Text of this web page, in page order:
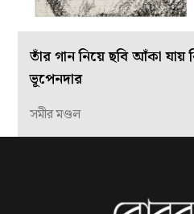
তাঁর গান নিয়ে ছবি আঁকা যায়
ভূপেনদার
সমীর মণ্ডল